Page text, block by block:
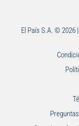
El País S.A. © 2026